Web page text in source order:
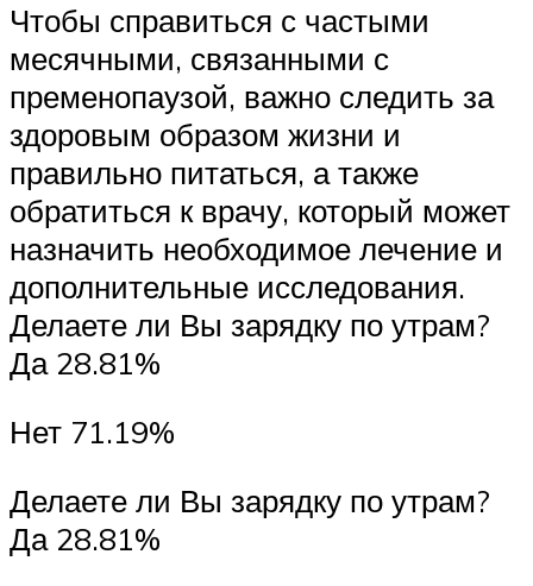
Чтобы справиться с частыми
месячными, связанными с
пременопаузой, важно следить за
здоровым образом жизни и
правильно питаться, а также
обратиться к врачу, который может
назначить необходимое лечение и
дополнительные исследования.
Делаете ли Вы зарядку по утрам?
Да 28.81%
Нет 71.19%
Делаете ли Вы зарядку по утрам?
Да 28.81%